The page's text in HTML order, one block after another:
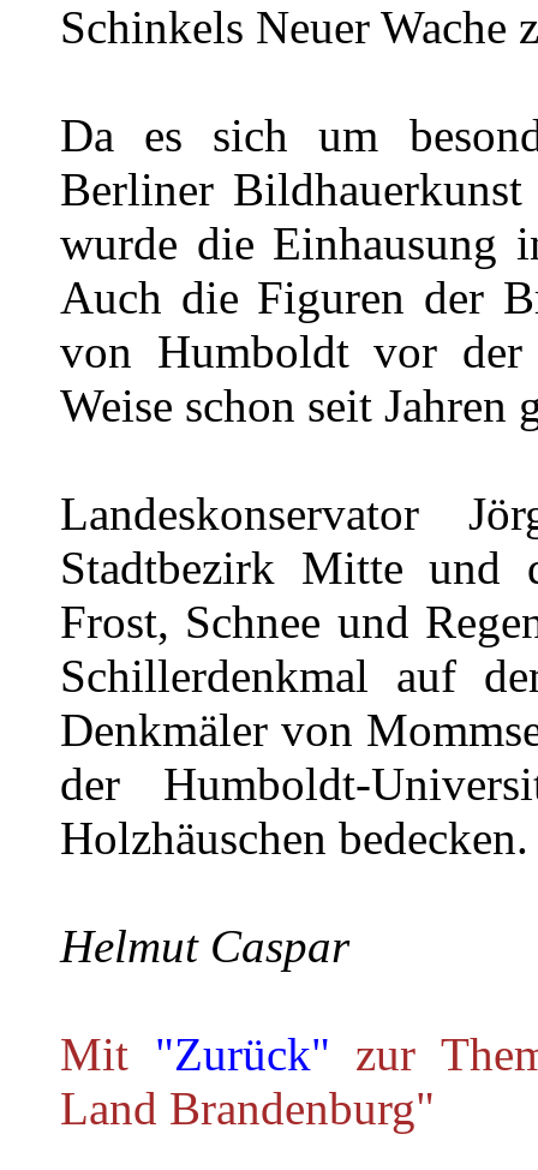
Schinkels Neuer Wache
Da es sich um
Berliner
wurde die Einhausung
Auch die Figuren der
von Humboldt vor der
Weise schon seit Jahren
Landeskonservator
Stadtbezirk Mitte und
Frost, Schnee und
Schillerdenkmal auf
Denkmäler von
der Humboldt-
Holzhäuschen
Helmut Caspar
Mit "Zurück" zur
Land Brandenburg"